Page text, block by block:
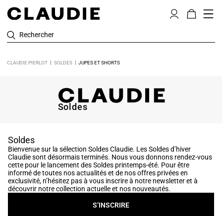
Rechercher
CLAUDIE PIERLOT SOLDES JUPES ET SHORTS
Soldes
Soldes
Bienvenue sur la sélection Soldes Claudie. Les Soldes d’hiver
Claudie sont désormais terminés. Nous vous donnons rendez-vous
cette pour le lancement des Soldes printemps-été. Pour être
informé de toutes nos actualités et de nos offres privées en
exclusivité, n’hésitez pas à vous inscrire à notre newsletter et à
découvrir notre collection actuelle et nos nouveautés.
S’INSCRIRE